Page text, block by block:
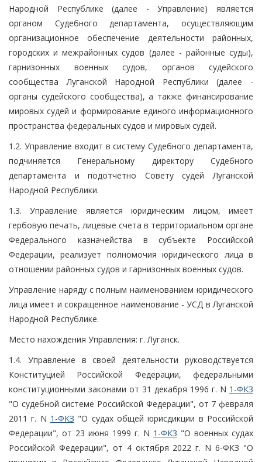
Народной Республике (далее - Управление) является
органом Судебного департамента, осуществляющим
организационное обеспечение деятельности районных,
городских и межрайонных судов (далее - районные суды),
гарнизонных военных судов, органов судейского
сообщества Луганской Народной Республики (далее -
органы судейского сообщества), а также финансирование
мировых судей и формирование единого информационного
пространства федеральных судов и мировых судей.
1.2. Управление входит в систему Судебного департамента,
подчиняется Генеральному директору Судебного
департамента и подотчетно Совету судей Луганской
Народной Республики.
1.3. Управление является юридическим лицом, имеет
гербовую печать, лицевые счета в территориальном органе
Федерального казначейства в субъекте Российской
Федерации, реализует полномочия юридического лица в
отношении районных судов и гарнизонных военных судов.
Управление наряду с полным наименованием юридического
лица имеет и сокращенное наименование - УСД в Луганской
Народной Республике.
Место нахождения Управления: г. Луганск.
1.4. Управление в своей деятельности руководствуется
Конституцией Российской Федерации, федеральными
конституционными законами от 31 декабря 1996 г. N 1-ФКЗ
"О судебной системе Российской Федерации", от 7 февраля
2011 г. N 1-ФКЗ "О судах общей юрисдикции в Российской
Федерации", от 23 июня 1999 г. N 1-ФКЗ "О военных судах
Российской Федерации", от 4 октября 2022 г. N 6-ФКЗ "О